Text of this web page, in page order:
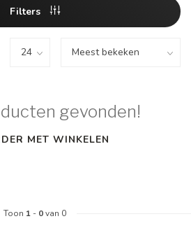
Filters
gevonden!
MET WINKELEN
Toon 1 - 0van 0